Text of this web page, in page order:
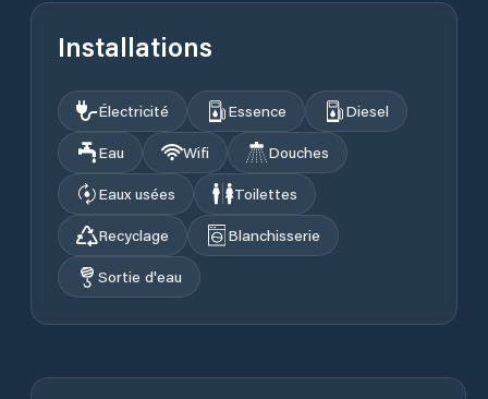
Installations
Électricité Essence
Diesel
Eau
Wifi
Douches
Eaux usées
Toilettes
Recyclage
Blanchisserie
Sortie d'eau